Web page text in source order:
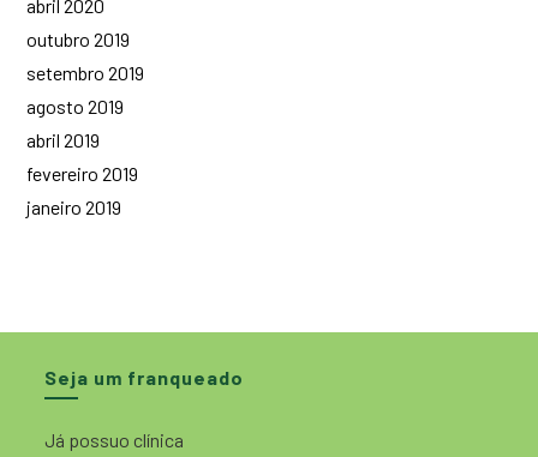
abril 2020
outubro 2019
setembro 2019
agosto 2019
abril 2019
fevereiro 2019
janeiro 2019
Seja um franqueado
Já possuo clínica